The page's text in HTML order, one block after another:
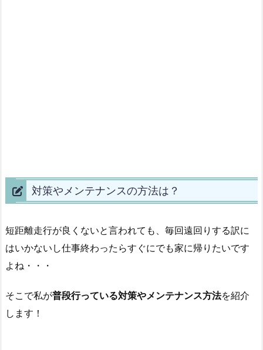
対策やメンテナンスの方法は？
短距離走行が良くないと言われても、毎回遠回りする訳に
はいかないし仕事終わったらすぐにでも家に帰りたいです
よね・・・
そこで私が普段行っている対策やメンテナンス方法を紹介
します！